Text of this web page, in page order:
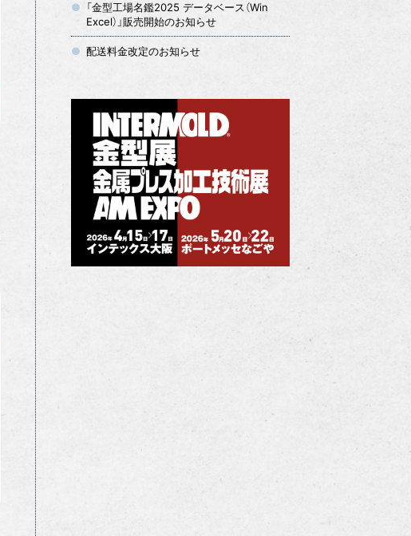
「金型工場名鑑2025 データベース（Win
Excel）」販売開始のお知らせ
配送料金改定のお知らせ